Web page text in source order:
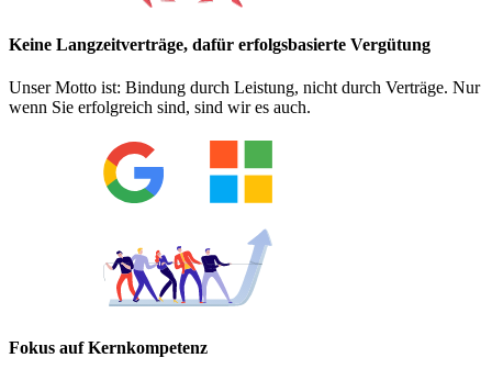
Keine Langzeitverträge, dafür erfolgsbasierte Vergütung
Unser Motto ist: Bindung durch Leistung, nicht durch Verträge. Nur
wenn Sie erfolgreich sind, sind wir es auch.
Fokus auf Kernkompetenz